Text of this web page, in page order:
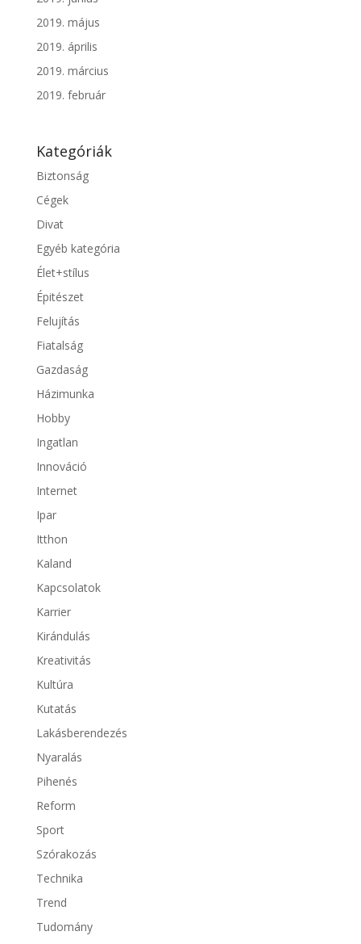
2019. május
2019. április
2019. március
2019. február
Kategóriák
Biztonság
Cégek
Divat
Egyéb kategória
Élet+stílus
Épitészet
Felujítás
Fiatalság
Gazdaság
Házimunka
Hobby
Ingatlan
Innováció
Internet
Ipar
Itthon
Kaland
Kapcsolatok
Karrier
Kirándulás
Kreativitás
Kultúra
Kutatás
Lakásberendezés
Nyaralás
Pihenés
Reform
Sport
Szórakozás
Technika
Trend
Tudomány